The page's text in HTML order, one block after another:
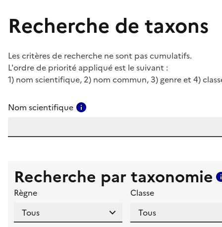
Recherche de taxons
Les critères de recherche ne sont pas cumulatifs.
L'ordre de priorité appliqué est le suivant :
1) nom scientifique, 2) nom commun, 3) genre et 4)
Nom scientifique
Recherche par taxonomie
Règne Classe